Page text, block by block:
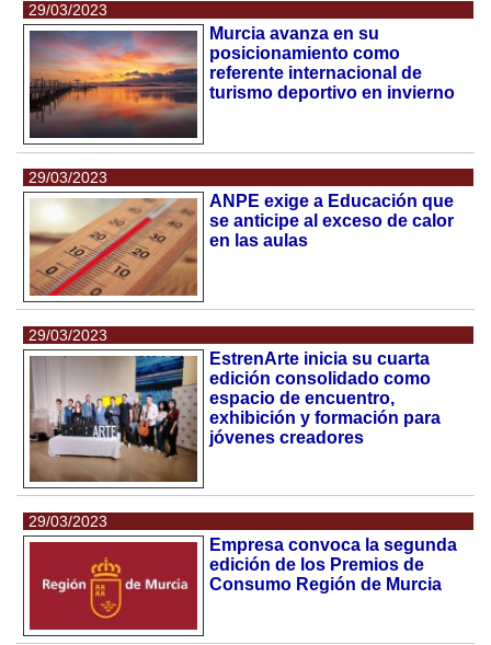
29/03/2023
Murcia avanza en su
posicionamiento como
referente internacional de
turismo deportivo en invierno
29/03/2023
ANPE exige a Educación que
se anticipe al exceso de calor
en las aulas
29/03/2023
EstrenArte inicia su cuarta
edición consolidado como
espacio de encuentro,
exhibición y formación para
jóvenes creadores
29/03/2023
Empresa convoca la segunda
edición de los Premios de
Consumo Región de Murcia